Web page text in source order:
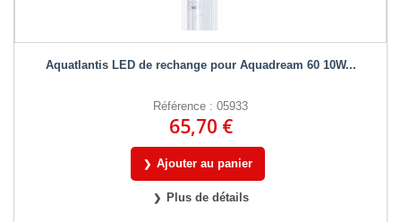
Aquatlantis LED de rechange pour Aquadream 60 10W...
Référence : 05933
65,70 €
Ajouter au panier
Plus de détails